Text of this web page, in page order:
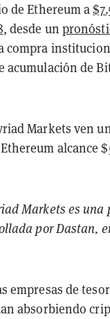
de Ethereum a
, desde un
compra
acumulación de
Markets ven
alcance
Markets es una
por Dastan,
empresas de
absorbiendo